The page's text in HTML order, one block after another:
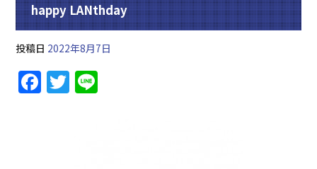
happy LANthday
投稿日 2022年8月7日
F T